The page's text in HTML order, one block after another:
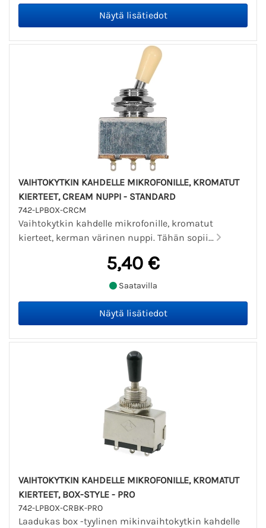
VAIHTOKYTKIN KAHDELLE MIKROFONILLE, KROMATUT
KIERTEET, CREAM NUPPI - STANDARD
742-LPBOX-CRCM
Vaihtokytkin kahdelle mikrofonille, kromatut
kierteet, kerman värinen nuppi. Tähän sopii...
5,40 €
Saatavilla
VAIHTOKYTKIN KAHDELLE MIKROFONILLE, KROMATUT
KIERTEET, BOX-STYLE - PRO
742-LPBOX-CRBK-PRO
Laadukas box -tyylinen mikinvaihtokytkin kahdelle